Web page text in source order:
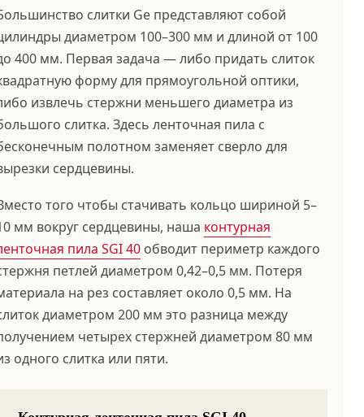
слитки Ge представляют собой
диаметром 100–300 мм и длиной от 100
400 мм. Первая задача — либо придать слиток
форму для прямоугольной оптики,
извлечь стержни меньшего диаметра из
слитка. Здесь ленточная пила с
полотном заменяет сверло для
сердцевины.
того чтобы стачивать кольцо шириной 5–
мм вокруг сердцевины, наша контурная
пила SGI 40 обводит периметр каждого
петлей диаметром 0,42–0,5 мм. Потеря
на рез составляет около 0,5 мм. На
диаметром 200 мм это разница между
четырех стержней диаметром 80 мм
одного слитка или пяти.